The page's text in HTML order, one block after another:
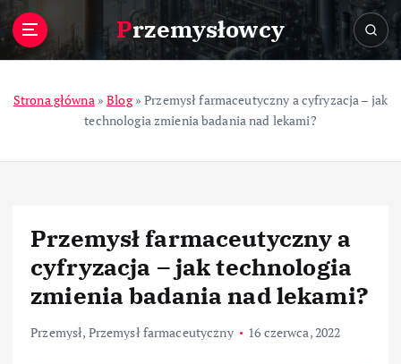
Przemysłowcy
Strona główna»Blog»Przemysł farmaceutyczny a cyfryzacja – jak
technologia zmienia badania nad lekami?
Przemysł farmaceutyczny a
cyfryzacja – jak technologia
zmienia badania nad lekami?
Przemysł, Przemysł farmaceutyczny 16 czerwca, 2022